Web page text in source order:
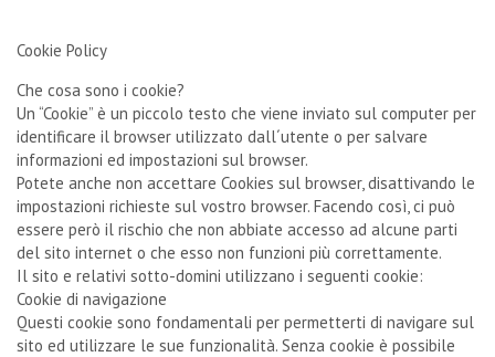
Cookie Policy
Che cosa sono i cookie?
Un “Cookie” è un piccolo testo che viene inviato sul computer per
identificare il browser utilizzato dall´utente o per salvare
informazioni ed impostazioni sul browser.
Potete anche non accettare Cookies sul browser, disattivando le
impostazioni richieste sul vostro browser. Facendo così, ci può
essere però il rischio che non abbiate accesso ad alcune parti
del sito internet o che esso non funzioni più correttamente.
Il sito e relativi sotto-domini utilizzano i seguenti cookie:
Cookie di navigazione
Questi cookie sono fondamentali per permetterti di navigare sul
sito ed utilizzare le sue funzionalità. Senza cookie è possibile